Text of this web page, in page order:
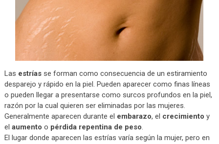
Las estríasse forman como consecuencia de un estiramiento
desparejo y rápido en la piel. Pueden aparecer como finas líneas
o pueden llegar a presentarse como surcos profundos en la piel,
razón por la cual quieren ser eliminadas por las mujeres.
Generalmente aparecen durante el embarazo, el crecimiento y
el aumento o pérdida repentina de peso.
El lugar donde aparecen las estrías varía según la mujer, pero en